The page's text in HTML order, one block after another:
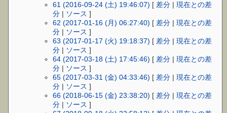
61 (2016-09-24 (土) 19:46:07) [ 差分 |現在との差
分 | ソース ]
62 (2017-01-16 (月) 06:27:40) [ 差分 |現在との差
分 | ソース ]
63 (2017-01-17 (火) 19:18:37) [ 差分 |現在との差
分 | ソース ]
64 (2017-03-18 (土) 17:45:46) [ 差分 |現在との差
分 | ソース ]
65 (2017-03-31 (金) 04:33:46) [ 差分 |現在との差
分 | ソース ]
66 (2018-06-15 (金) 23:38:20) [ 差分 |現在との差
分 | ソース ]